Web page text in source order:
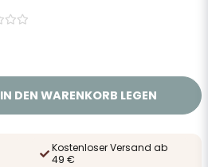
IN DEN WARENKORB LEGEN
Kostenloser Versand ab
49 €